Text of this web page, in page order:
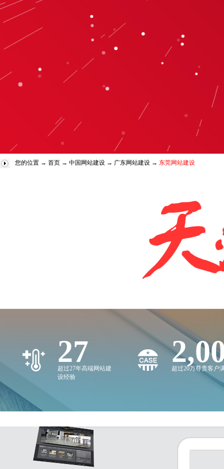
您的位置 → 首页 → 中国网站建设 → 广东网站建设 → 东莞网站建设
27
超过27年高端网站建
设经验
超过20万尊贵客户